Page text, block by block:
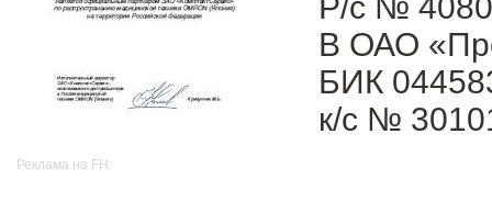
Реклама на FH:
В ОАО
БИК
к/с №